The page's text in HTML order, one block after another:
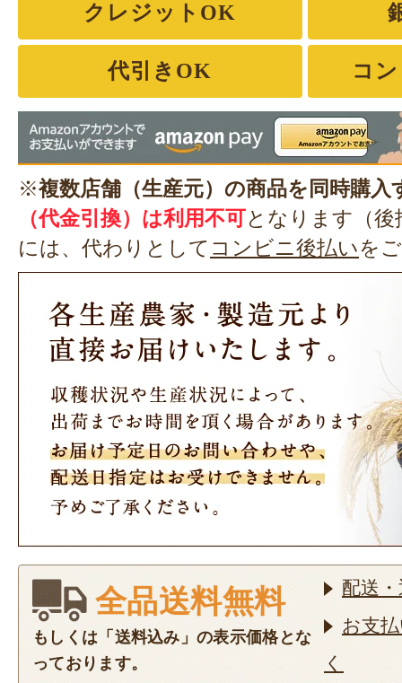
クレジットOK
代引きOK コ
※複数店舗（生産元）の商品を同時購入
（代金引換）は利用不可となります（
には、代わりとして コンビニ後払いを
全品送料無料
もしくは「送料込み」の表示価格とな
っております。
配送
お支
く